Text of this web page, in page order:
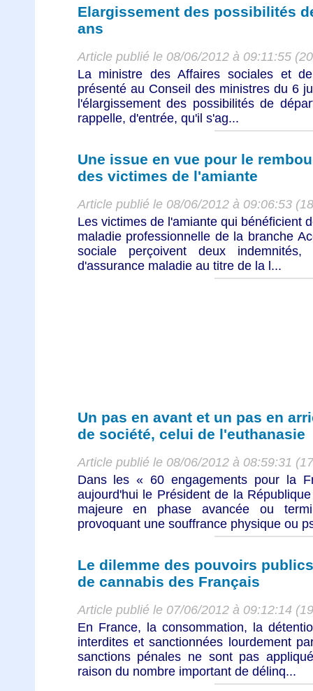
Elargissement des possibilités
ans
Article publié le 08/06/2012 à 09:11:55
La ministre des Affaires sociales et
présenté au Conseil des ministres du 6
l'élargissement des possibilités de
rappelle, d'entrée, qu'il s'ag...
Une issue en vue pour le
des victimes de l'amiante
Article publié le 08/06/2012 à 09:06:53
Les victimes de l'amiante qui bénéficient
maladie professionnelle de la branche
sociale perçoivent deux
d'assurance maladie au titre de la l...
Un pas en avant et un pas en
de société, celui de l'euthanasie
Article publié le 08/06/2012 à 08:59:31
Dans les « 60 engagements pour la
aujourd'hui le Président de la
majeure en phase avancée ou
provoquant une souffrance physique ou
Le dilemme des pouvoirs
de cannabis des Français
Article publié le 07/06/2012 à 09:12:14
En France, la consommation, la
interdites et sanctionnées lourdement
sanctions pénales ne sont pas
raison du nombre important de délinq...